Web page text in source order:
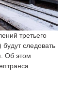
третьего
следовать
Об этом